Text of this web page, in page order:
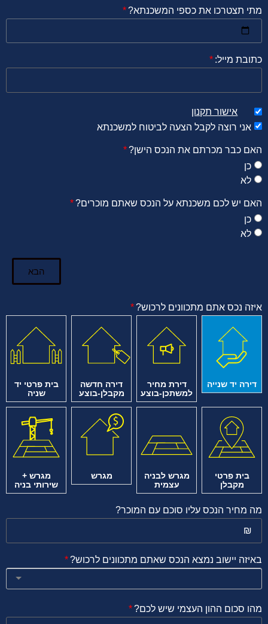
מתי תצטרכו את כספי המשכנתא?
כתובת מייל:
אישור תקנון
אני רוצה לקבל הצעה לביטוח למשכנתא
האם כבר מכרתם את הנכס הישן?
כן
לא
האם יש לכם משכנתא על הנכס שאתם מוכרים?
כן
לא
הבא
איזה נכס אתם מתכוונים לרכוש?
דירה יד שנייה
דירת מחיר
למשתכן-בוצע
דירה חדשה
מקבלן-בוצע
בית פרטי יד
שניה
בית פרטי
מקבלן
מגרש לבניה
עצמית
מגרש
מגרש +
שירותי בניה
מה מחיר הנכס עליו סוכם עם המוכר?
באיזה יישוב נמצא הנכס שאתם מתכוונים לרכוש?
מהו סכום ההון העצמי שיש לכם?